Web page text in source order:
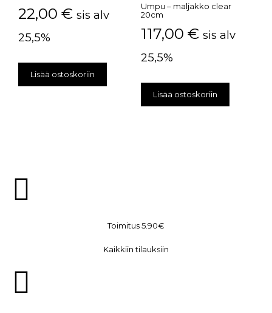
22,00 € sis alv
25,5%
Lisää ostoskoriin
Umpu – maljakko clear
20cm
117,00 € sis alv
25,5%
Lisää ostoskoriin
Toimitus 5.90€
Kaikkiin tilauksiin